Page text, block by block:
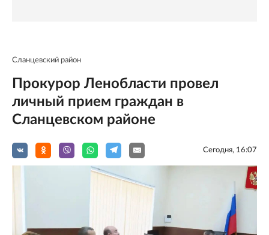
Сланцевский район
Прокурор Ленобласти провел
личный прием граждан в
Сланцевском районе
Сегодня, 16:07